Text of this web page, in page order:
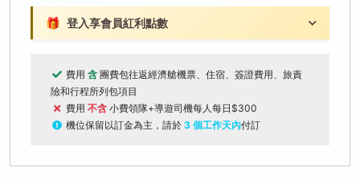
🎁 登入享會員紅利點數
費用 含 團費包往返經濟艙機票、住宿、簽證費用、旅責
險和行程所列包項目
費用 不含 小費領隊+導遊司機每人每日$300
機位保留以訂金為主，請於 3 個工作天內付訂